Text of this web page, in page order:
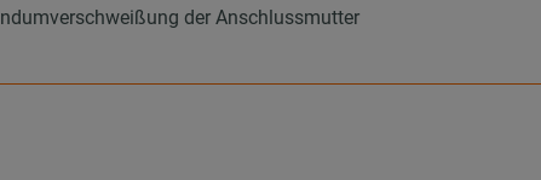
der Anschlussmutter